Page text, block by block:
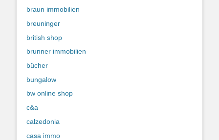
braun immobilien
breuninger
british shop
brunner immobilien
bücher
bungalow
bw online shop
c&a
calzedonia
casa immo